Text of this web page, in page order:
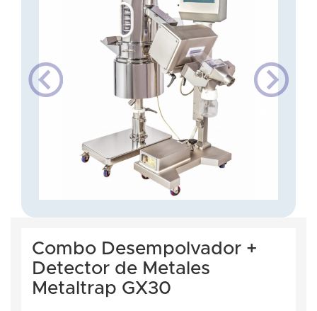
Combo Desempolvador +
Detector de Metales
Metaltrap GX30